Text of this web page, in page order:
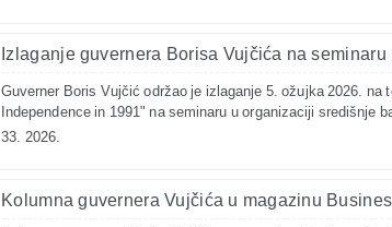
Izlaganje guvernera Borisa Vujčića na
Guverner Boris Vujčić održao je izlaganje 5. ožujka 2026. na
Independence in 1991" na seminaru u organizaciji središnje
33. 2026.
Kolumna guvernera Vujčića u magazinu